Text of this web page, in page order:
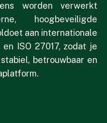
worden verwerkt
hoogbeveiligde
aan internationale
ISO 27017, zodat je
betrouwbaar en